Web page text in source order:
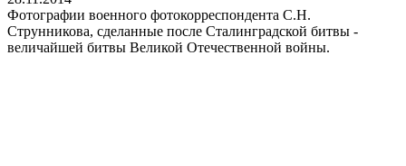
Фотографии военного фотокорреспондента С.Н.
Струнникова, сделанные после Сталинградской битвы -
величайшей битвы Великой Отечественной войны.